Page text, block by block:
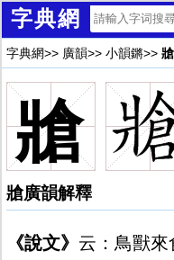
字典網
字典網>> 廣韻>> 小韻鏘>>
牄
牄廣韻解釋
《說文》 云：鳥獸來